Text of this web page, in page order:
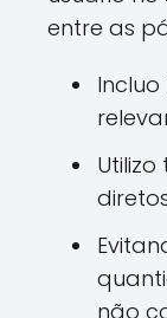
entre as
não